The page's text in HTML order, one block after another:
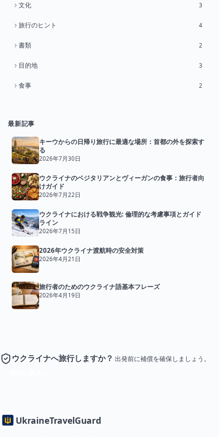
文化 3
旅行のヒント 4
書類 2
目的地 3
食事 2
最新記事
キーウからの日帰り旅行に最適な場所：首都の外を探索す
る
2026年7月30日
ウクライナのベジタリアンとヴィーガンの食事：旅行者向
けガイド
2026年7月22日
ウクライナにおける戦争観光: 倫理的な考慮事項とガイド
ライン
2026年7月15日
2026年ウクライナ渡航時の安全対策
2026年4月21日
旅行者のためのウクライナ語基本フレーズ
2026年4月19日
ウクライナへ旅行しますか？ 出発前に補償を確保しましょう。
UkraineTravelGuard